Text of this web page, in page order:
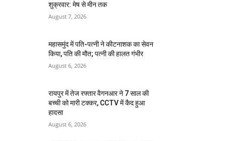
शुक्रवार: मेष से मीन तक
August 7, 2026
महासमुंद में पति-पत्नी ने कीटनाशक का सेवन
किया, पति की मौत; पत्नी की हालत गंभीर
August 6, 2026
रायपुर में तेज रफ्तार वैगनआर ने 7 साल की
बच्ची को मारी टक्कर, CCTV में कैद हुआ
हादसा
August 6, 2026